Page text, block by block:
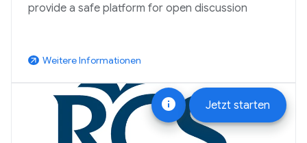
info Jetzt starten
provide a safe platform for open discussion
arrow_outward Weitere Informationen